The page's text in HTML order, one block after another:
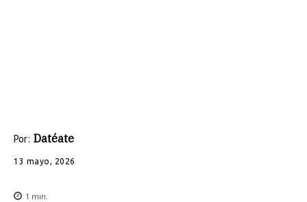
Por: Datéate
13 mayo, 2026
1 min.